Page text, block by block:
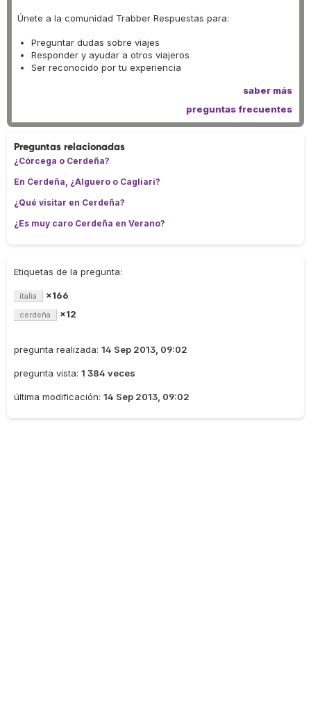
Únete a la comunidad Trabber Respuestas para:
Preguntar dudas sobre viajes
Responder y ayudar a otros viajeros
Ser reconocido por tu experiencia
saber más
preguntas frecuentes
Preguntas relacionadas
¿Córcega o Cerdeña?
En Cerdeña, ¿Alguero o Cagliari?
¿Qué visitar en Cerdeña?
¿Es muy caro Cerdeña en Verano?
Etiquetas de la pregunta:
italia ×166
cerdeña ×12
pregunta realizada: 14 Sep 2013, 09:02
pregunta vista: 1 384 veces
última modificación: 14 Sep 2013, 09:02